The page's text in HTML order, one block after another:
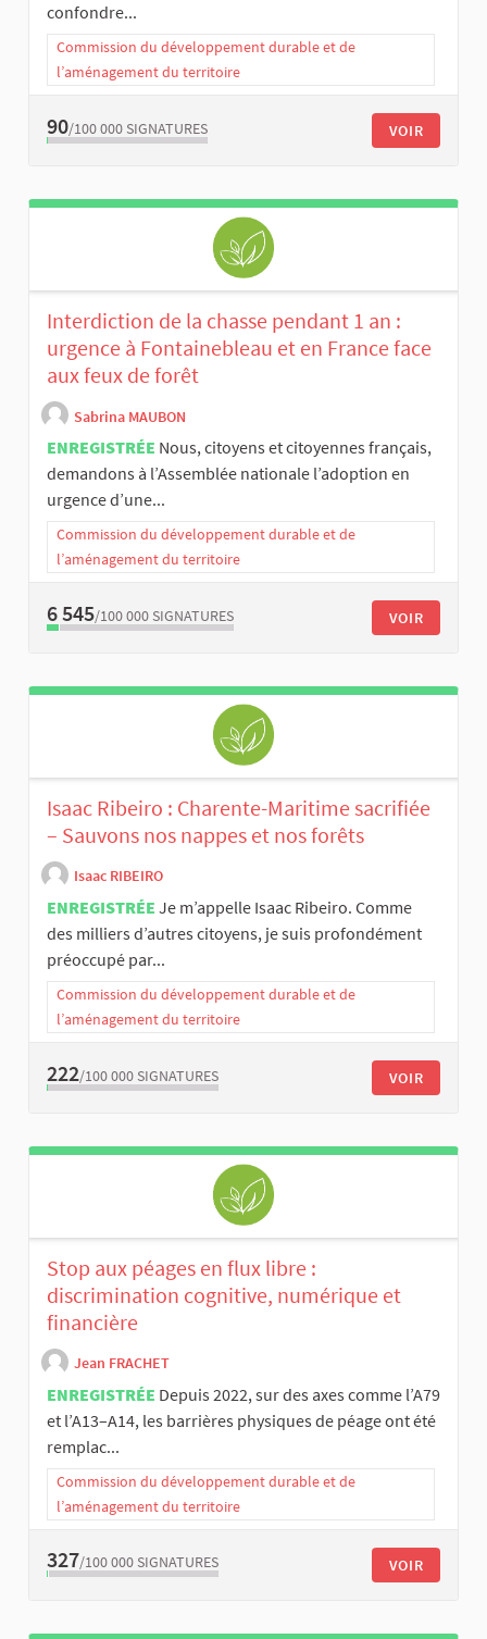
confondre...
Commission du développement durable et de
l’aménagement du territoire
90/100 000 SIGNATURES VOIR
Interdiction de la chasse pendant 1 an :
urgence à Fontainebleau et en France face
aux feux de forêt
Sabrina MAUBON
ENREGISTRÉE Nous, citoyens et citoyennes français,
demandons à l’Assemblée nationale l’adoption en
urgence d’une...
Commission du développement durable et de
l’aménagement du territoire
6 545/100 000 SIGNATURES VOIR
Isaac Ribeiro : Charente-Maritime sacrifiée
– Sauvons nos nappes et nos forêts
Isaac RIBEIRO
ENREGISTRÉE Je m’appelle Isaac Ribeiro. Comme
des milliers d’autres citoyens, je suis profondément
préoccupé par...
Commission du développement durable et de
l’aménagement du territoire
222/100 000 SIGNATURES VOIR
Stop aux péages en flux libre :
discrimination cognitive, numérique et
financière
Jean FRACHET
ENREGISTRÉE Depuis 2022, sur des axes comme l’A79
et l’A13–A14, les barrières physiques de péage ont été
remplac...
Commission du développement durable et de
l’aménagement du territoire
327/100 000 SIGNATURES VOIR